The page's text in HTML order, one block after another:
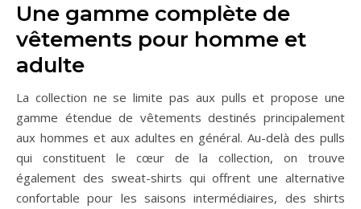
Une gamme complète de
vêtements pour homme et
adulte
La collection ne se limite pas aux pulls et propose une
gamme étendue de vêtements destinés principalement
aux hommes et aux adultes en général. Au-delà des pulls
qui constituent le cœur de la collection, on trouve
également des sweat-shirts qui offrent une alternative
confortable pour les saisons intermédiaires, des shirts